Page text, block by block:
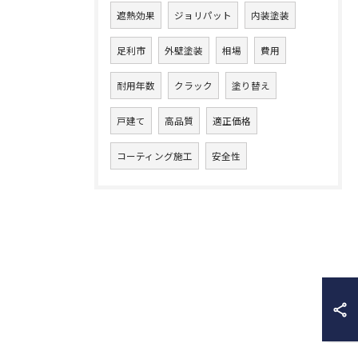
遮熱効果 ジョリパット 内装塗装
足利市 外壁塗装 相場 費用
耐用年数 クラック 塗り替え
戸建て 高品質 適正価格
コーティング施工 安全性